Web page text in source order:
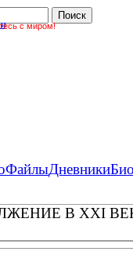
с миром!
ФайлыДневники
В XXI